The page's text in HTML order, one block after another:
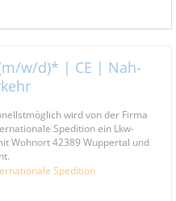
w/d)* | CE | Nah-
wird von der Firma
Spedition ein Lkw-
Wohnort 42389 Wuppertal und
Spedition